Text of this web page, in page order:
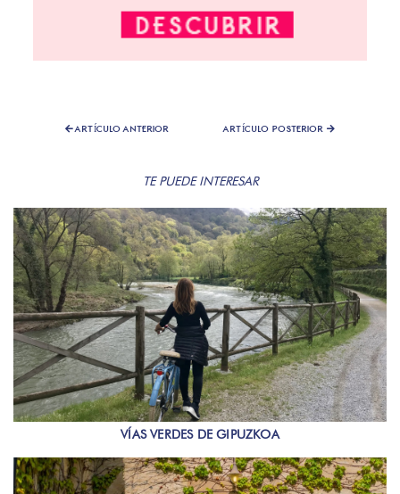
ARTÍCULO ANTERIOR ARTÍCULO POSTERIOR
TE PUEDE INTERESAR
VÍAS VERDES DE GIPUZKOA